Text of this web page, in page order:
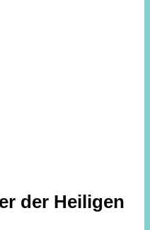
der Heiligen